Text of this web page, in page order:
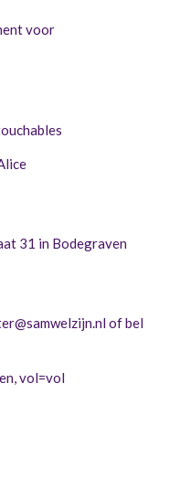
voor
31 in Bodegraven
of bel
vol=vol